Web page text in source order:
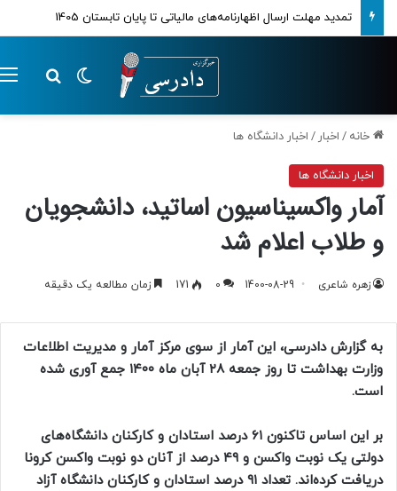
تمدید مهلت ارسال اظهارنامه‌های مالیاتی تا پایان تابستان 1405
تغییر پوسته
خانه / اخبار / اخبار دانشگاه ها
اخبار دانشگاه ها
آمار واکسیناسیون اساتید، دانشجویان
و طلاب اعلام شد
زهره شاعری 1400-08-29
0
171 زمان مطالعه یک دقیقه
به گزارش دادرسی، این آمار از سوی مرکز آمار و مدیریت اطلاعات
وزارت بهداشت تا روز جمعه ۲۸ آبان ماه
۱۴۰۰ جمع آوری شده
است.
بر این اساس تاکنون ۶۱ درصد استادان و کارکنان دانشگاه‌های
دولتی یک نوبت واکسن و ۴۹ درصد از آنان دو نوبت واکسن کرونا
دریافت کرده‌اند. تعداد ۹۱ درصد استادان و کارکنان دانشگاه آزاد